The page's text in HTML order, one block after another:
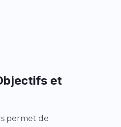
et
permet de